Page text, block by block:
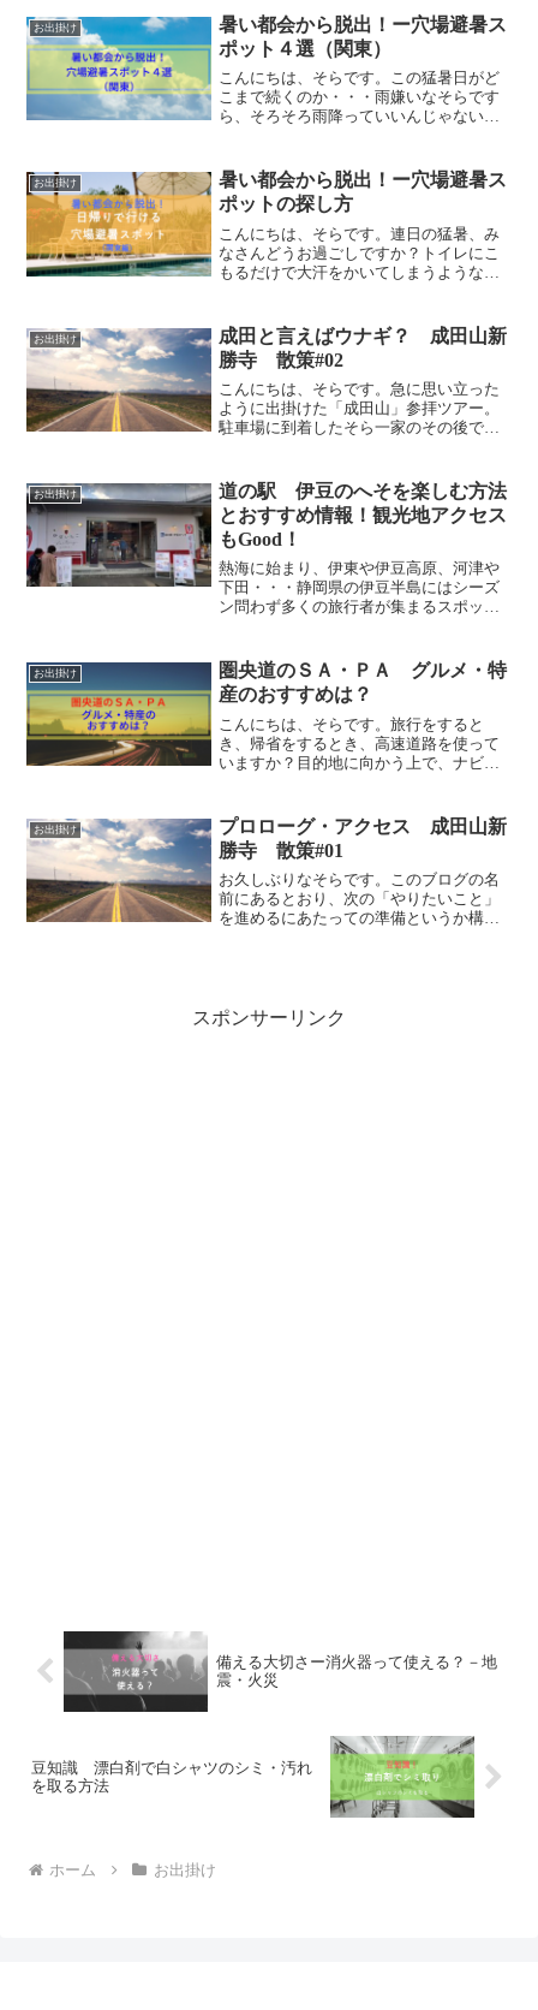
お出掛け
暑い都会から脱出！ー穴場避暑ス
ポット４選（関東）
こんにちは、そらです。この猛暑日がど
こまで続くのか・・・雨嫌いなそらです
ら、そろそろ雨降っていいんじゃないか
しい、ひんやりしたところがいいですよ
ね？いやいや、「避暑 日...
お出掛け
暑い都会から脱出！ー穴場避暑ス
ポットの探し方
こんにちは、そらです。連日の猛暑、み
なさんどうお過ごしですか？トイレにこ
もるだけで大汗をかいてしまうようなこ
屋でビールを片手にゴロゴロとしていた
いけれども、こどもやママ...
お出掛け
成田と言えばウナギ？ 成田山新
勝寺 散策#02
こんにちは、そらです。急に思い立った
ように出掛けた「成田山」参拝ツアー。
駐車場に到着したそら一家のその後で
てね。プロローグ・アクセス 成田山新
勝寺 散策#01成田山新勝...
お出掛け
道の駅 伊豆のへそを楽しむ方法
とおすすめ情報！観光地アクセス
もGood！
熱海に始まり、伊東や伊豆高原、河津や
下田・・・静岡県の伊豆半島にはシーズ
ン問わず多くの旅行者が集まるスポット
だまだ未発達と言わざるを得ない場面に
多々遭遇することも確か。...
お出掛け
圏央道のＳＡ・ＰＡ グルメ・特
産のおすすめは？
こんにちは、そらです。旅行をすると
き、帰省をするとき、高速道路を使って
いますか？目的地に向かう上で、ナビで
間です。だからってその時間を目指して
走り続けるぞ！っていう人は...
お出掛け
プロローグ・アクセス 成田山新
勝寺 散策#01
お久しぶりなそらです。このブログの名
前にあるとおり、次の「やりたいこと」
を進めるにあたっての準備というか構想
スポンサーリンク
備える大切さー消火器って使える？－地
震・火災
豆知識 漂白剤で白シャツのシミ・汚れ
を取る方法
ホーム お出掛け